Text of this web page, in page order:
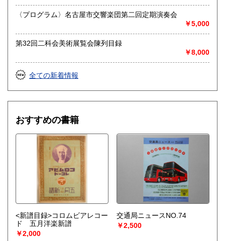
愛知県江南市前飛保町栄284 扶桑文庫 担当井
上
取り扱い分野
総記、哲学宗教、歴史、社会科学、自然科学、美術工芸、国
語国文、外国文学、古典籍、近代文献、趣味、外国書、サブ
カルチャー、古書一般（その他）
古文書・和本・刷り物・絵葉書・近代文献資料・エフェメラ
〈プログラム〉名古屋市交響楽団第二回定期演奏会
￥5,000
第32回二科会美術展覧会陳列目録
￥8,000
全ての新着情報
おすすめの書籍
<新譜目録>コロムビアレコー
ド 五月洋楽新譜
￥2,000
交通局ニュースNO.74
￥2,500